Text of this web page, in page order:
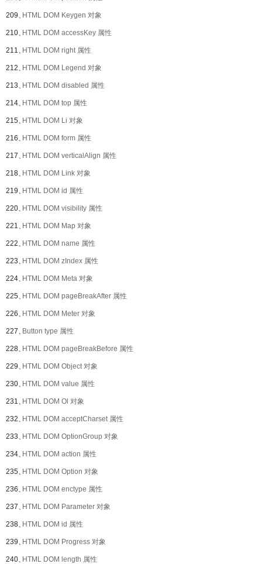
209、HTML DOM Keygen 对象
210、HTML DOM accessKey 属性
211、HTML DOM right 属性
212、HTML DOM Legend 对象
213、HTML DOM disabled 属性
214、HTML DOM top 属性
215、HTML DOM Li 对象
216、HTML DOM form 属性
217、HTML DOM verticalAlign 属性
218、HTML DOM Link 对象
219、HTML DOM id 属性
220、HTML DOM visibility 属性
221、HTML DOM Map 对象
222、HTML DOM name 属性
223、HTML DOM zIndex 属性
224、HTML DOM Meta 对象
225、HTML DOM pageBreakAfter 属性
226、HTML DOM Meter 对象
227、Button type 属性
228、HTML DOM pageBreakBefore 属性
229、HTML DOM Object 对象
230、HTML DOM value 属性
231、HTML DOM Ol 对象
232、HTML DOM acceptCharset 属性
233、HTML DOM OptionGroup 对象
234、HTML DOM action 属性
235、HTML DOM Option 对象
236、HTML DOM enctype 属性
237、HTML DOM Parameter 对象
238、HTML DOM id 属性
239、HTML DOM Progress 对象
240、HTML DOM length 属性